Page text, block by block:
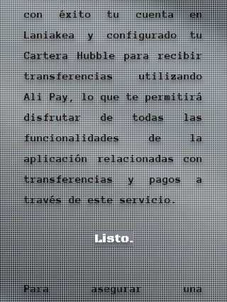
con éxito tu cuenta en
Laniakea y configurado tu
Cartera Hubble para recibir
transferencias utilizando
Ali Pay, lo que te permitirá
disfrutar de todas las
funcionalidades de la
aplicación relacionadas con
transferencias y pagos a
través de este servicio.
Listo.
Para asegurar una